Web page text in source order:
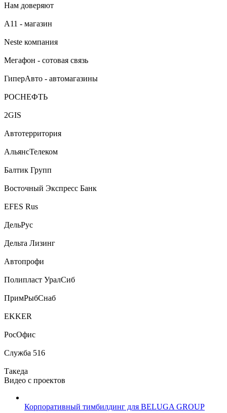
Нам доверяют
А11 - магазин
Neste компания
Мегафон - сотовая связь
ГиперАвто - автомагазины
РОСНЕФТЬ
2GIS
Автотерритория
АльянсТелеком
Балтик Групп
Восточный Экспресс Банк
EFES Rus
ДельРус
Дельта Лизинг
Автопрофи
Полипласт УралСиб
ПримРыбСнаб
EKKER
РосОфис
Служба 516
Такеда
Видео с проектов
Корпоративный тимбилдинг для BELUGA GROUP